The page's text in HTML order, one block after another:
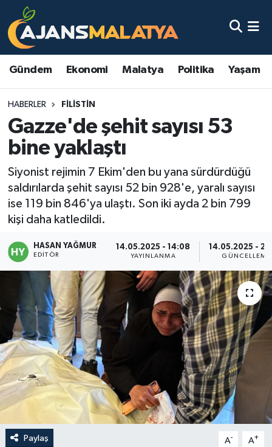
Gündem Ekonomi Malatya Politika Yaşam
HABERLER FILISTIN
Gazze'de şehit sayısı 53
bine yaklaştı
Siyonist rejimin 7 Ekim'den bu yana sürdürdüğü
saldırılarda şehit sayısı 52 bin 928'e, yaralı sayısı
ise 119 bin 846'ya ulaştı. Son iki ayda 2 bin 799
kişi daha katledildi.
HASAN YAĞMUR
EDITÖR
14.05.2025 - 14:08
YAYINLANMA
14.05.2025 -
GÜNCELLEME
Paylaş A- A+
Asayiş
Eğitim
Gündem
Kadın
Politika
Sağlık
Spor
Teknoloji
Malatya Nöbetçi Eczaneler
Malatya Namaz Vakitleri
Malatya Trafik Yoğunluk Haritası
TFF 3.Lig 2.Grup Puan Durumu ve Fikstür
Tüm Manşetler